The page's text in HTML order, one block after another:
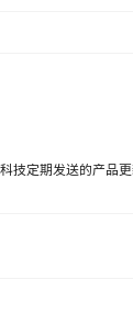
技定期发送的产品更